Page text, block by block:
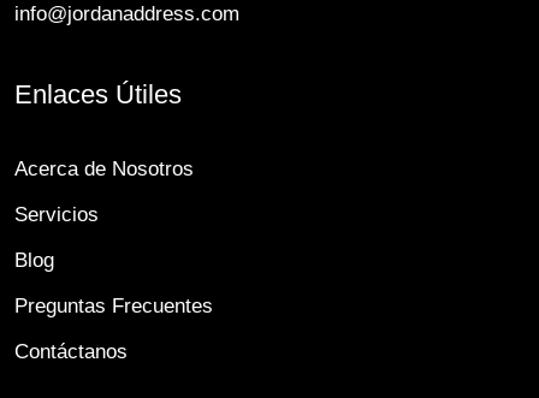
info@jordanaddress.com
Enlaces Útiles
Acerca de Nosotros
Servicios
Blog
Preguntas Frecuentes
Contáctanos